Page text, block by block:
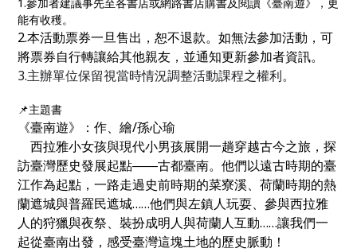
能有收穫。
2.本活動票券一旦售出，恕不退款。如無法參加活動，可
將票券自行轉讓給其他親友，並通知更新參加者資訊。
3.主辦單位保留視當時情況調整活動課程之權利。
📌主題書
《臺南遊》：作、繪/孫心瑜
西拉雅小女孩與現代小男孩展開一趟穿越古今之旅，探
訪臺灣歷史發展起點――古都臺南。他們以遠古時期的臺
江作為起點，一路走過史前時期的菜寮溪、荷蘭時期的熱
蘭遮城與普羅民遮城……他們與左鎮人玩耍、參與西拉雅
人的狩獵與夜祭、裝扮成明人與荷蘭人互動……讓我們一
起從臺南出發，感受臺灣這塊土地的歷史脈動！